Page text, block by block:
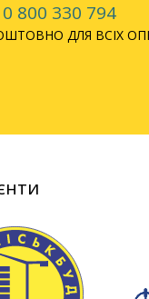
800 330 794
ДЛЯ ВСІХ